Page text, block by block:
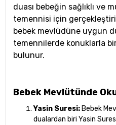
duası bebeğin sağlıklı ve
temennisi için
bebek mevlüdüne uygun
temennilerde konuklarla
bulunur.
Bebek Mevlütünde
Yasin Suresi: Bebek
dualardan biri Yasin